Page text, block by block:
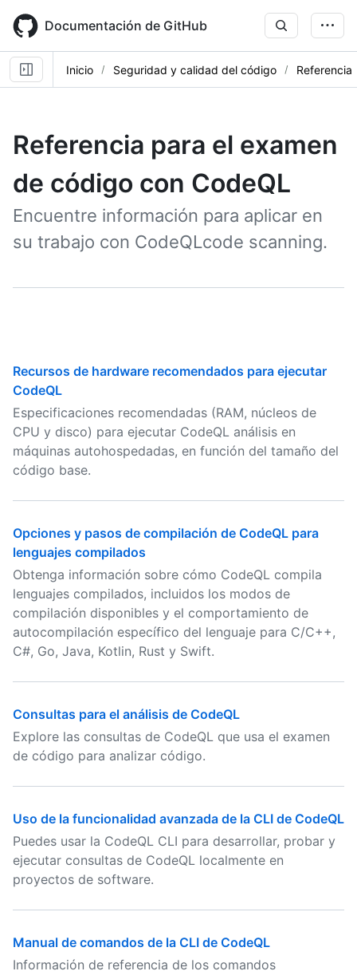
main
content
Documentación de GitHub
Inicio Seguridad y calidad del código Referencia
Referencia para el examen
de código con CodeQL
Encuentre información para aplicar en
su trabajo con CodeQLcode scanning.
Recursos de hardware recomendados para ejecutar
CodeQL
Especificaciones recomendadas (RAM, núcleos de
CPU y disco) para ejecutar CodeQL análisis en
máquinas autohospedadas, en función del tamaño del
código base.
Opciones y pasos de compilación de CodeQL para
lenguajes compilados
Obtenga información sobre cómo CodeQL compila
lenguajes compilados, incluidos los modos de
compilación disponibles y el comportamiento de
autocompilación específico del lenguaje para C/C++,
C#, Go, Java, Kotlin, Rust y Swift.
Consultas para el análisis de CodeQL
Explore las consultas de CodeQL que usa el examen
de código para analizar código.
Uso de la funcionalidad avanzada de la CLI de CodeQL
Puedes usar la CodeQL CLI para desarrollar, probar y
ejecutar consultas de CodeQL localmente en
proyectos de software.
Manual de comandos de la CLI de CodeQL
Información de referencia de los comandos